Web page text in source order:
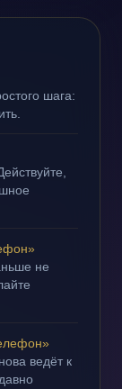
шага:
не
ведёт к